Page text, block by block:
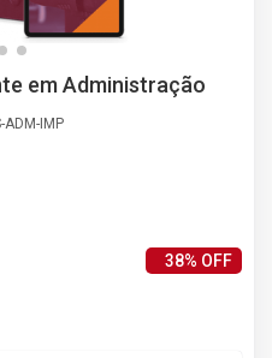
em Administração
ADM-IMP
38% OFF